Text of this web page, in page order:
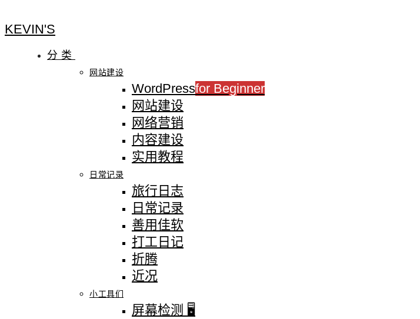
KEVIN'S
分类
网站建设
WordPressfor Beginner
网站建设
网络营销
内容建设
实用教程
日常记录
旅行日志
日常记录
善用佳软
打工日记
折腾
近况
小工具们
屏幕检测 🖥